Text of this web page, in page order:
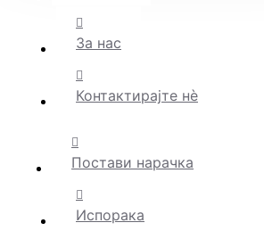
За нас
Контактирајте нè
Постави нарачка
Испорака